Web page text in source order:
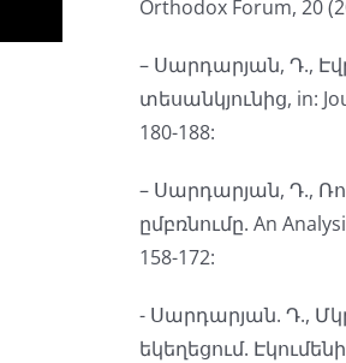
Orthodox Forum, 20
– Սարդարյան, Դ.,
տեսանկյունից, in:
180-188:
– Սարդարյան, Դ.,
ըմբռնումը. An
158-172:
- Սարդարյան. Դ.,
եկեղեցում.